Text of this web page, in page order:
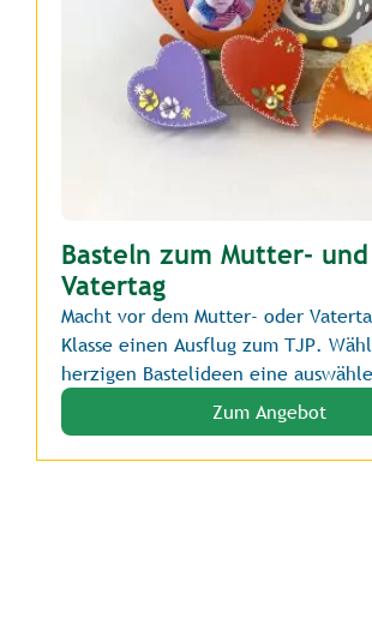
Basteln zum Mutter- und
Vatertag
Macht vor dem Mutter- oder
Klasse einen Ausflug zum TJP.
herzigen Bastelideen eine
Zum Angebot